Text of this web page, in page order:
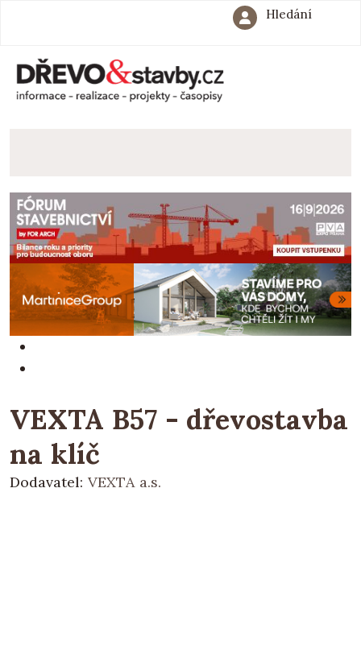
Hledání
VEXTA B57 - dřevostavba
na klíč
Dodavatel: VEXTA a.s.